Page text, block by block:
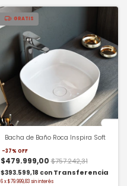
GRATIS
Bacha de Baño Roca Inspira Soft
-37%OFF
$479.999,00$757.242,31
$393.599,18 con
6 x$79.999,83 sin interés